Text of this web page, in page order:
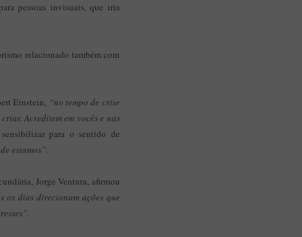
pessoas invisuais, que iria
relacionado também com
Einstein, “no tempo de crise
Acreditem em vocês e nas
para o sentido de
estamos”.
Jorge Ventura, afirmou
os dias direcionam ações que